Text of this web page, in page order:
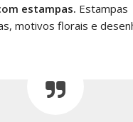
estampas. Estampas
motivos florais e